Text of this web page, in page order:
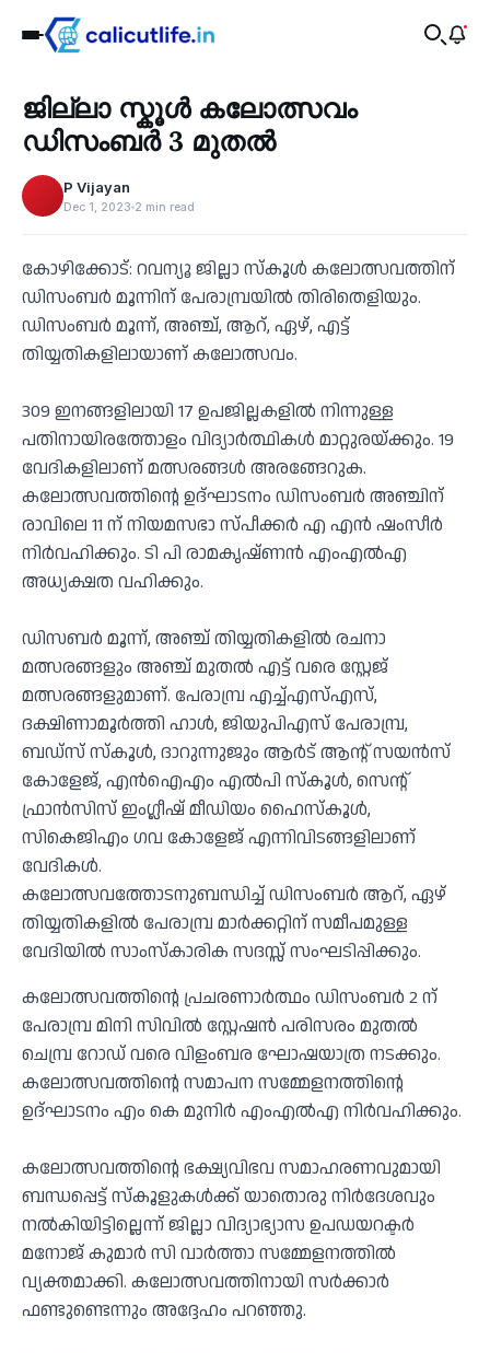
‹
Education
ജില്ലാ സ്കൂൾ കലോത്സവം
ഡിസംബർ 3 മുതൽ
P Vijayan
Dec 1, 2023 2 min read
കോഴിക്കോട്: റവന്യൂ ജില്ലാ സ്കൂൾ കലോത്സവത്തിന്
ഡിസംബർ മൂന്നിന് പേരാമ്പ്രയിൽ തിരിതെളിയും.
ഡിസംബർ മൂന്ന്, അഞ്ച്, ആറ്, ഏഴ്, എട്ട്
തിയ്യതികളിലായാണ് കലോത്സവം.
309 ഇനങ്ങളിലായി 17 ഉപജില്ലകളിൽ നിന്നുള്ള
പതിനായിരത്തോളം വിദ്യാർത്ഥിക‍ൾ മാറ്റുരയ്ക്കും. 19
വേദികളിലാണ് മത്സരങ്ങൾ അരങ്ങേറുക.
കലോത്സവത്തിന്റെ ഉദ്ഘാടനം ഡിസംബർ അഞ്ചിന്
രാവിലെ 11 ന് നിയമസഭാ സ്പീക്കർ എ എൻ ഷംസീർ
നിർവഹിക്കും. ടി പി രാമകൃഷ്ണൻ എംഎൽഎ
അധ്യക്ഷത വഹിക്കും.
ഡിസബർ മൂന്ന്, അഞ്ച് തിയ്യതികളിൽ രചനാ
മത്സരങ്ങളും അഞ്ച് മുതൽ എട്ട് വരെ സ്റ്റേജ്
മത്സരങ്ങളുമാണ്. പേരാമ്പ്ര എച്ച്എസ്എസ്,
ദക്ഷിണാമൂർത്തി ഹാൾ, ജിയുപിഎസ് പേരാമ്പ്ര,
ബഡ്സ് സ്കൂൾ, ദാറുന്നുജും ആർട് ആന്റ് സയൻസ്
കോളേജ്, എൻഐഎം എൽപി സ്കൂൾ, സെന്റ്
ഫ്രാൻസിസ് ഇംഗ്ലീഷ് മീഡിയം ഹെെസ്കൂൾ,
സികെജിഎം ഗവ കോളേജ് എന്നിവിടങ്ങളിലാണ്
വേദികൾ.
കലോത്സവത്തോടനുബന്ധിച്ച് ഡിസംബർ ആറ്, ഏഴ്
തിയ്യതികളിൽ പേരാമ്പ്ര മാർക്കറ്റിന് സമീപമുള്ള
വേദിയിൽ സാംസ്കാരിക സദസ്സ് സംഘടിപ്പിക്കും.
കലോത്സവത്തിന്റെ പ്രചരണാർത്ഥം ഡിസംബർ 2 ന്
പേരാമ്പ്ര മിനി സിവിൽ സ്റ്റേഷൻ പരിസരം മുതൽ
ചെമ്പ്ര റോഡ് വരെ വിളംബര ഘോഷയാത്ര നടക്കും.
കലോത്സവത്തിന്റെ സമാപന സമ്മേളനത്തിന്റെ
ഉദ്ഘാടനം എം കെ മുനിർ എംഎൽഎ നിർവഹിക്കും.
കലോത്സവത്തിന്റെ ഭക്ഷ്യവിഭവ സമാഹരണവുമായി
ബന്ധപ്പെട്ട് സ്കൂളുകൾക്ക് യാതൊരു നിർദേശവും
നൽകിയിട്ടില്ലെന്ന് ജില്ലാ വിദ്യാഭ്യാസ ഉപഡയറക്ടർ
മനോജ് കുമാർ സി വാർത്താ സമ്മേളനത്തിൽ
വ്യക്തമാക്കി. കലോത്സവത്തിനായി സർക്കാർ
ഫണ്ടുണ്ടെന്നും അദ്ദേഹം പറഞ്ഞു.